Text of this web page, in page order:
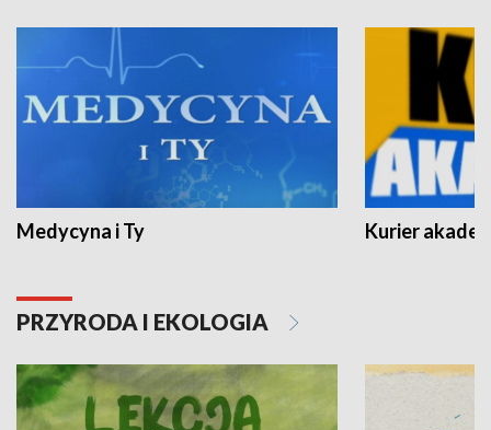
Medycyna i Ty Kurier
PRZYRODA I EKOLOGIA